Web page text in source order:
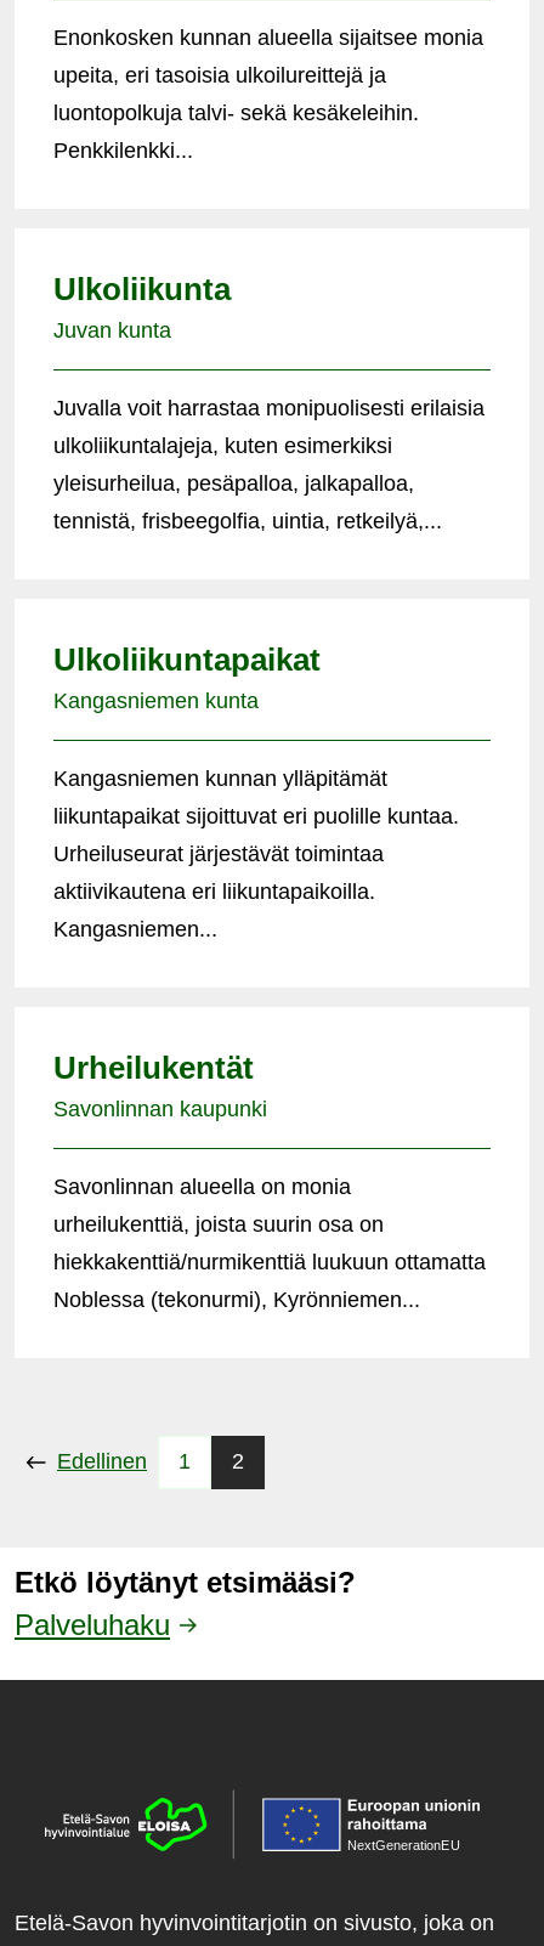
Enonkosken kunnan alueella sijaitsee monia
upeita, eri tasoisia ulkoilureittejä ja
luontopolkuja talvi- sekä kesäkeleihin.
Penkkilenkki...
Ulkoliikunta
Juvan kunta
Juvalla voit harrastaa monipuolisesti erilaisia
ulkoliikuntalajeja, kuten esimerkiksi
yleisurheilua, pesäpalloa, jalkapalloa,
tennistä, frisbeegolfia, uintia, retkeilyä,...
Ulkoliikuntapaikat
Kangasniemen kunta
Kangasniemen kunnan ylläpitämät
liikuntapaikat sijoittuvat eri puolille kuntaa.
Urheiluseurat järjestävät toimintaa
aktiivikautena eri liikuntapaikoilla.
Kangasniemen...
Urheilukentät
Savonlinnan kaupunki
Savonlinnan alueella on monia
urheilukenttiä, joista suurin osa on
hiekkakenttiä/nurmikenttiä luukuun ottamatta
Noblessa (tekonurmi), Kyrönniemen...
Edellinen 1 2
Etkö löytänyt etsimääsi?
Palveluhaku
NextGenerationEU
Etelä-Savon hyvinvointitarjotin on sivusto, joka on